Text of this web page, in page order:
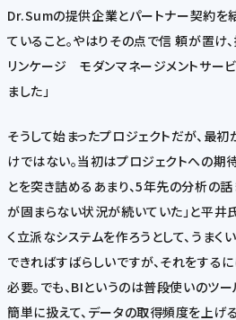
Dr.Sumの提供企業とパートナー契約を
ていること。やはりその点で信 頼が置け
リンケージ モダンマネージメントサー
ました」
そうして始まったプロジェクトだが、最
けではない。当初はプロジェクトへの期
とを突き詰めるあまり、5年先の分析の話
が固まらない状況が続いていた」と平井
く立派なシステムを作ろうとして、うまく
できればすばらしいですが、それをする
必要。でも、BIというのは普段使いのツ
簡単に扱えて、データの取得頻度を上げ